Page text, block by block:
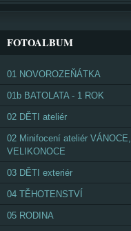
FOTOALBUM
01 NOVOROZEŇÁTKA
01b BATOLATA - 1 ROK
02 DĚTI ateliér
02 Minifocení ateliér VÁNOCE,
VELIKONOCE
03 DĚTI exteriér
04 TĚHOTENSTVÍ
05 RODINA